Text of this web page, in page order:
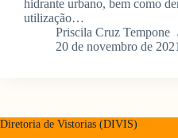
hidrante urbano, bem como
utilização…
Priscila Cruz Tempone
20 de novembro de 2021
Diretoria de Vistorias (DIVIS)